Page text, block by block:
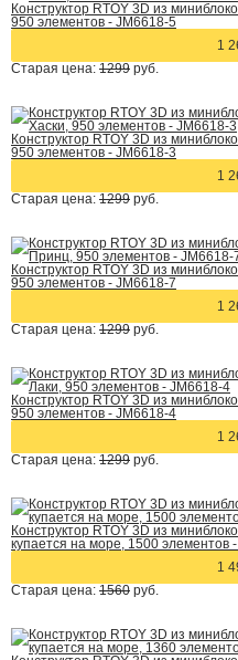
Конструктор RTOY 3D из
950 элементов - JM6618-5
1
Старая цена: 1299 руб.
Конструктор RTOY 3D из
950 элементов - JM6618-3
1
Старая цена: 1299 руб.
Конструктор RTOY 3D из
950 элементов - JM6618-7
1
Старая цена: 1299 руб.
Конструктор RTOY 3D из
950 элементов - JM6618-4
1
Старая цена: 1299 руб.
Конструктор RTOY 3D из
купается на море, 1500 элементов
1
Старая цена: 1560 руб.